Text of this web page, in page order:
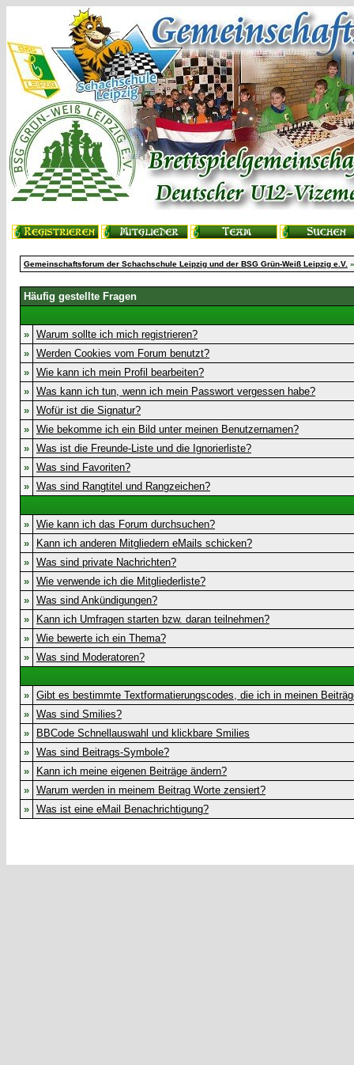
Gemeinschaftsforum der Schachschule Leipzig und der BSG Grün-Weiß Leipzig e.V.
Häufig gestellte Fragen
» Warum sollte ich mich registrieren?
» Werden Cookies vom Forum benutzt?
» Wie kann ich mein Profil bearbeiten?
» Was kann ich tun, wenn ich mein Passwort vergessen habe?
» Wofür ist die Signatur?
» Wie bekomme ich ein Bild unter meinen Benutzernamen?
» Was ist die Freunde-Liste und die Ignorierliste?
» Was sind Favoriten?
» Was sind Rangtitel und Rangzeichen?
» Wie kann ich das Forum durchsuchen?
»
Kann ich anderen Mitgliedern eMails schicken?
» Was sind private Nachrichten?
» Wie verwende ich die Mitgliederliste?
» Was sind Ankündigungen?
»
Kann ich Umfragen starten bzw. daran teilnehmen?
» Wie bewerte ich ein Thema?
» Was sind Moderatoren?
» Gibt es bestimmte Textformatierungscodes, die ich in meinen
» Was sind Smilies?
»
BBCode Schnellauswahl und klickbare Smilies
» Was sind Beitrags-Symbole?
»
Kann ich meine eigenen Beiträge ändern?
» Warum werden in meinem Beitrag Worte zensiert?
» Was ist eine eMail Benachrichtigung?